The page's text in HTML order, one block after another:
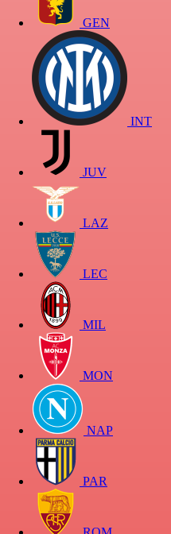
GEN
INT
JUV
LAZ
LEC
MIL
MON
NAP
PAR